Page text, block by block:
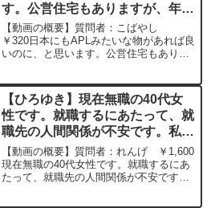
す。公営住宅もありますが、年金
生活の方が中心です！ー ひろゆ
き切り抜き 20230919
【動画の概要】質問者：こばやし
￥320日本にもAPLみたいな物があれば良
いのに、と思います。公営住宅もありま
ESTATE 2020 2023/09/19 M...
【ひろゆき】現在無職の40代女
性です。就職するにあたって、就
職先の人間関係が不安です。私は
怒られるのが怖い。就職先の人間
関係を見極めるにはどうすれば良
いか？ー ひろゆき切り抜き
【動画の概要】質問者：れんげ ￥1,600
現在無職の40代女性です。就職するにあ
たって、就職先の人間関係が不安です。